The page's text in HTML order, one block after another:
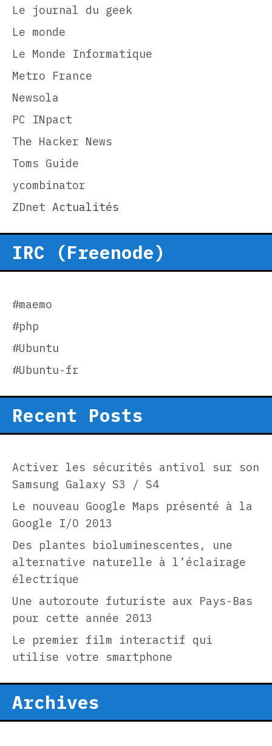
Le journal du geek
Le monde
Le Monde Informatique
Metro France
Newsola
PC INpact
The Hacker News
Toms Guide
ycombinator
ZDnet Actualités
IRC (Freenode)
#maemo
#php
#Ubuntu
#Ubuntu-fr
Recent Posts
Activer les sécurités antivol sur son
Samsung Galaxy S3 / S4
Le nouveau Google Maps présenté à la
Google I/O 2013
Des plantes bioluminescentes, une
alternative naturelle à l’éclairage
électrique
Une autoroute futuriste aux Pays-Bas
pour cette année 2013
Le premier film interactif qui
utilise votre smartphone
Archives